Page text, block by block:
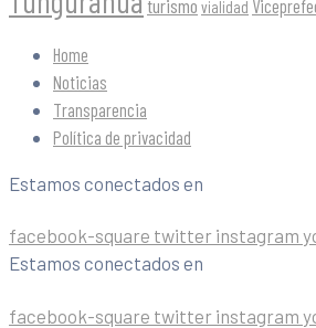
turismo vialidad
Home
Noticias
Transparencia
Política de privacidad
Estamos conectados en
facebook-square twitter instagram
Estamos conectados en
facebook-square twitter instagram